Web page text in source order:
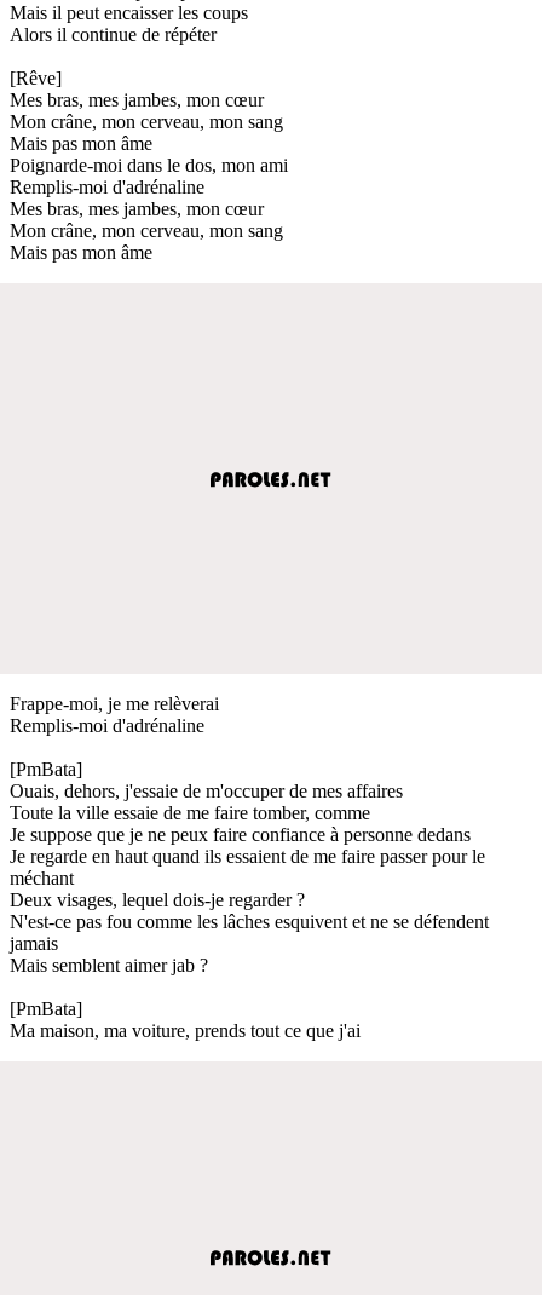
Mais il peut encaisser les coups
Alors il continue de répéter
[Rêve]
Mes bras, mes jambes, mon cœur
Mon crâne, mon cerveau, mon sang
Mais pas mon âme
Poignarde-moi dans le dos, mon ami
Remplis-moi d'adrénaline
Mes bras, mes jambes, mon cœur
Mon crâne, mon cerveau, mon sang
Mais pas mon âme
Frappe-moi, je me relèverai
Remplis-moi d'adrénaline
[PmBata]
Ouais, dehors, j'essaie de m'occuper de mes affaires
Toute la ville essaie de me faire tomber, comme
Je suppose que je ne peux faire confiance à personne dedans
Je regarde en haut quand ils essaient de me faire passer pour le
méchant
Deux visages, lequel dois-je regarder ?
N'est-ce pas fou comme les lâches esquivent et ne se défendent
jamais
Mais semblent aimer jab ?
[PmBata]
Ma maison, ma voiture, prends tout ce que j'ai